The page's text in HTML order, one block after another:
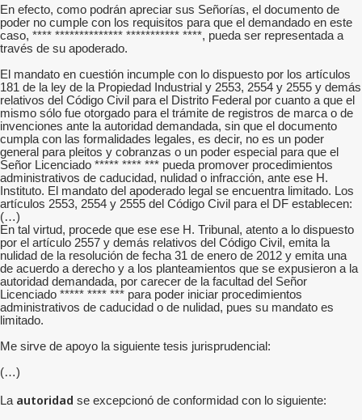
En efecto, como podrán apreciar sus Señorías, el documento de
poder no cumple con los requisitos para que el demandado en este
caso, **** ************** *********** ****, pueda ser representada a
través de su apoderado.
El mandato en cuestión incumple con lo dispuesto por los artículos
181 de la ley de la Propiedad Industrial y 2553, 2554 y 2555 y demás
relativos del Código Civil para el Distrito Federal por cuanto a que el
mismo sólo fue otorgado para el trámite de registros de marca o de
invenciones ante la autoridad demandada, sin que el documento
cumpla con las formalidades legales, es decir, no es un poder
general para pleitos y cobranzas o un poder especial para que el
Señor Licenciado ***** **** *** pueda promover procedimientos
administrativos de caducidad, nulidad o infracción, ante ese H.
Instituto. El mandato del apoderado legal se encuentra limitado. Los
artículos 2553, 2554 y 2555 del Código Civil para el DF establecen:
(…)
En tal virtud, procede que ese ese H. Tribunal, atento a lo dispuesto
por el artículo 2557 y demás relativos del Código Civil, emita la
nulidad de la resolución de fecha 31 de enero de 2012 y emita una
de acuerdo a derecho y a los planteamientos que se expusieron a la
autoridad demandada, por carecer de la facultad del Señor
Licenciado ***** **** *** para poder iniciar procedimientos
administrativos de caducidad o de nulidad, pues su mandato es
limitado.
Me sirve de apoyo la siguiente tesis jurisprudencial:
(…)
La autoridad se excepcionó de conformidad con lo siguiente: